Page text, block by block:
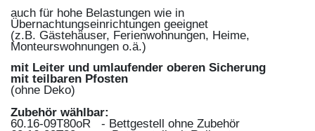
auch für hohe Belastungen wie in
Übernachtungseinrichtungen geeignet
(z.B. Gästehäuser, Ferienwohnungen, Heime,
Monteurswohnungen o.ä.)
mit Leiter und umlaufender oberen Sicherung
mit teilbaren Pfosten
(ohne Deko)
Zubehör wählbar:
60.16-09T80oR - Bettgestell ohne Zubehör